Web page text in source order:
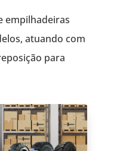
empilhadeiras
atuando com
para